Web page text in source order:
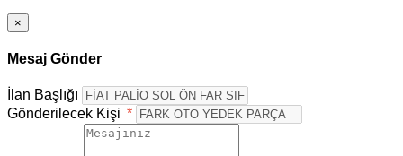
×
Mesaj Gönder
İlan Başlığı
Gönderilecek Kişi *